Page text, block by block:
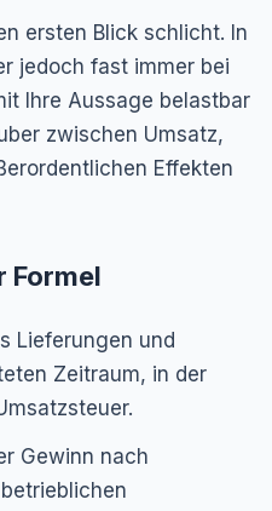
ersten Blick schlicht. In
jedoch fast immer bei
Ihre Aussage belastbar
zwischen Umsatz,
Effekten
Formel
Lieferungen und
Zeitraum, in der
Gewinn nach